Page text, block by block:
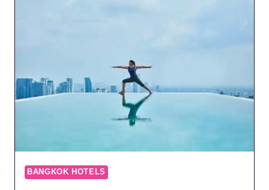
LUXUSHOTEL
BANGKOK?
BANGKOK HOTELS